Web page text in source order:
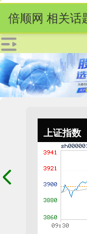
上证指数
倍顺网 相关话